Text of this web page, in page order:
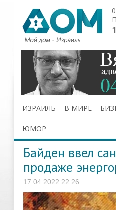
ИЗРАИЛЬ В МИРЕ
ЮМОР
Байден ввел
продаже
17.04.2022 22:26